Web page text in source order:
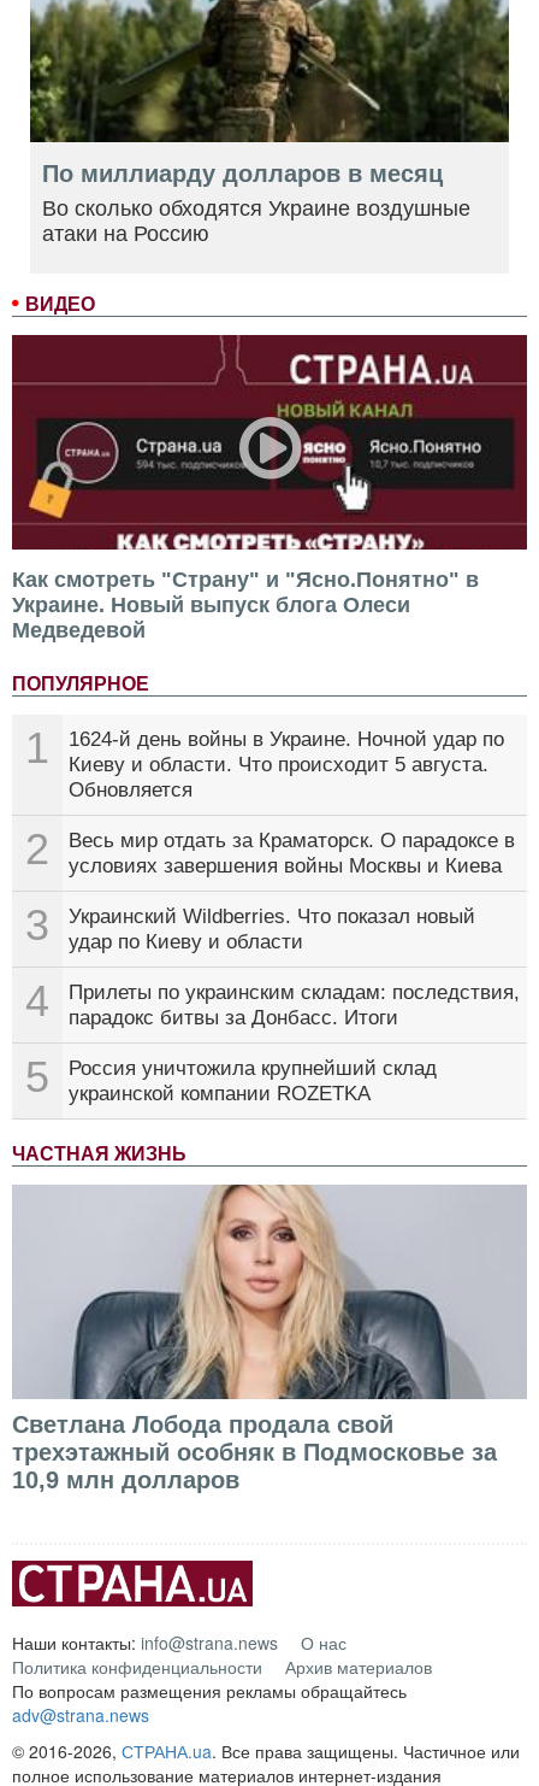
ВИДЕО
Как смотреть "Страну" и "Ясно.Понятно" в
Украине. Новый выпуск блога Олеси
Медведевой
ПОПУЛЯРНОЕ
1
1624-й день войны в Украине. Ночной удар по
Киеву и области. Что происходит 5 августа.
Обновляется
2
Весь мир отдать за Краматорск. О парадоксе в
условиях завершения войны Москвы и Киева
3
Украинский Wildberries. Что показал новый
удар по Киеву и области
4
Прилеты по украинским складам: последствия,
парадокс битвы за Донбасс. Итоги
5
Россия уничтожила крупнейший склад
украинской компании ROZETKA
ЧАСТНАЯ ЖИЗНЬ
Светлана Лобода продала свой
трехэтажный особняк в Подмосковье за
10,9 млн долларов
По миллиарду долларов в месяц
Во сколько обходятся Украине воздушные
атаки на Россию
Наши контакты: info@strana.news
О нас
Политика конфиденциальности
Архив материалов
По вопросам размещения рекламы обращайтесь
adv@strana.news
© 2016-2026, СТРАНА.ua. Все права защищены. Частичное или
полное использование материалов интернет-издания